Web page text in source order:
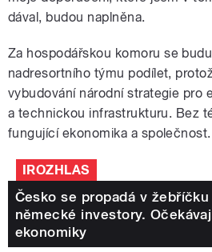
dával, budou naplněna.
Za hospodářskou komoru se
nadresortního týmu podílet,
vybudování národní strategie pro
a technickou infrastrukturu. Bez
fungující ekonomika a společnost.
IROZHLAS
Česko se propadá v
německé investory.
ekonomiky